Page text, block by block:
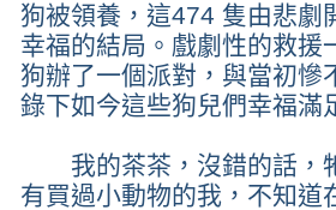
狗被領養，這474 隻由悲劇
幸福的結局。戲劇性的救援
狗辦了一個派對，與當初慘
錄下如今這些狗兒們幸福滿
我的茶茶，沒錯的話，
有買過小動物的我，不知道